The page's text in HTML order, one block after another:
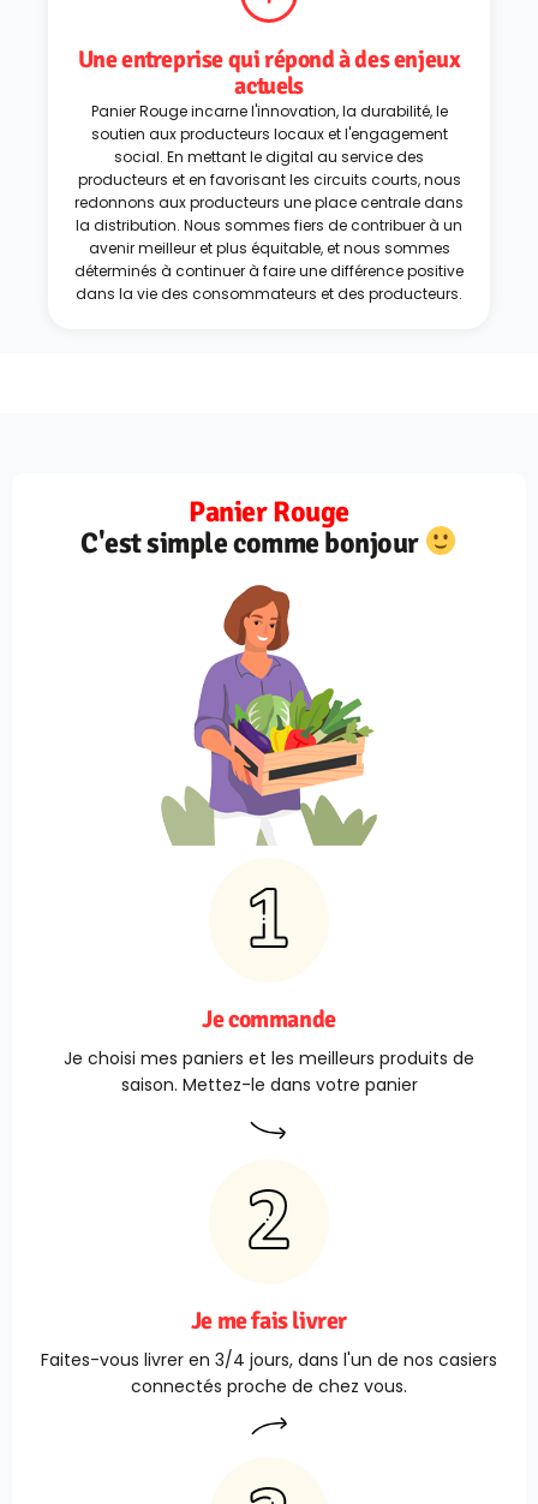
Une entreprise qui répond à des enjeux
actuels
Panier Rouge incarne l'innovation, la durabilité, le
soutien aux producteurs locaux et l'engagement
social. En mettant le digital au service des
producteurs et en favorisant les circuits courts, nous
redonnons aux producteurs une place centrale dans
la distribution. Nous sommes fiers de contribuer à un
avenir meilleur et plus équitable, et nous sommes
déterminés à continuer à faire une différence positive
dans la vie des consommateurs et des producteurs.
Panier Rouge
C'est simple comme bonjour
Je commande
Je choisi mes paniers et les meilleurs produits de
saison. Mettez-le dans votre panier
Je me fais livrer
Faites-vous livrer en 3/4 jours, dans l'un de nos casiers
connectés proche de chez vous.